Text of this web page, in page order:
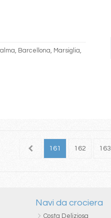
Barcellona, Marsiglia,
160 161 162 163
Navi da crociera
Costa Deliziosa